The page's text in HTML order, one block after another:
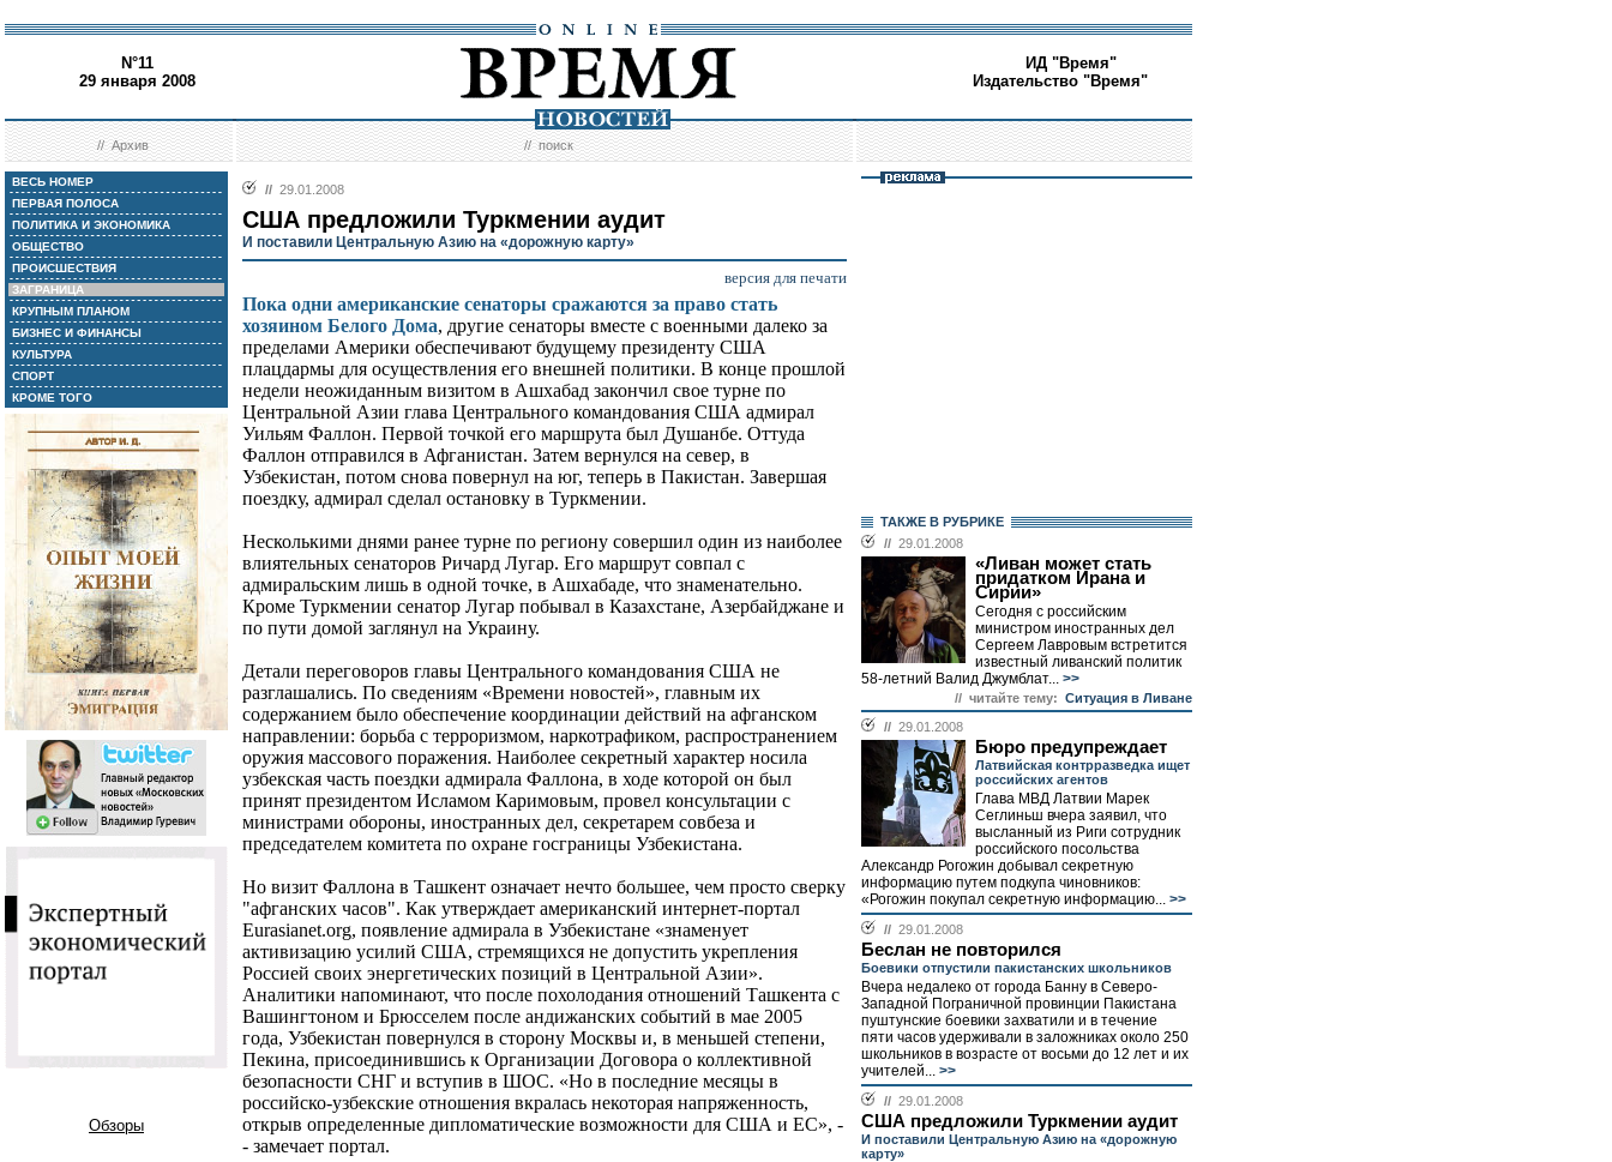
N°11
29 января 2008
ИД "Время"
Издательство "Время"
//Архив //поиск
ВЕСЬ НОМЕР
ПЕРВАЯ ПОЛОСА
ПОЛИТИКА И ЭКОНОМИКА
ОБЩЕСТВО
ПРОИСШЕСТВИЯ
ЗАГРАНИЦА
КРУПНЫМ ПЛАНОМ
БИЗНЕС И ФИНАНСЫ
КУЛЬТУРА
СПОРТ
КРОМЕ ТОГО
Обзоры
// 29.01.2008
США предложили Туркмении аудит
И поставили Центральную Азию на «дорожную карту»
версия для печати
Пока одни американские сенаторы сражаются за право стать
хозяином Белого Дома, другие сенаторы вместе с военными далеко за
пределами Америки обеспечивают будущему президенту США
плацдармы для осуществления его внешней политики. В конце прошлой
недели неожиданным визитом в Ашхабад закончил свое турне по
Центральной Азии глава Центрального командования США адмирал
Уильям Фаллон. Первой точкой его маршрута был Душанбе. Оттуда
Фаллон отправился в Афганистан. Затем вернулся на север, в
Узбекистан, потом снова повернул на юг, теперь в Пакистан. Завершая
поездку, адмирал сделал остановку в Туркмении.
Несколькими днями ранее турне по региону совершил один из наиболее
влиятельных сенаторов Ричард Лугар. Его маршрут совпал с
адмиральским лишь в одной точке, в Ашхабаде, что знаменательно.
Кроме Туркмении сенатор Лугар побывал в Казахстане, Азербайджане и
по пути домой заглянул на Украину.
Детали переговоров главы Центрального командования США не
разглашались. По сведениям «Времени новостей», главным их
содержанием было обеспечение координации действий на афганском
направлении: борьба с терроризмом, наркотрафиком, распространением
оружия массового поражения. Наиболее секретный характер носила
узбекская часть поездки адмирала Фаллона, в ходе которой он был
принят президентом Исламом Каримовым, провел консультации с
министрами обороны, иностранных дел, секретарем совбеза и
председателем комитета по охране госграницы Узбекистана.
Но визит Фаллона в Ташкент означает нечто большее, чем просто сверку
"афганских часов". Как утверждает американский интернет-портал
Eurasianet.org, появление адмирала в Узбекистане «знаменует
активизацию усилий США, стремящихся не допустить укрепления
Россией своих энергетических позиций в Центральной Азии».
Аналитики напоминают, что после похолодания отношений Ташкента с
Вашингтоном и Брюсселем после андижанских событий в мае 2005
года, Узбекистан повернулся в сторону Москвы и, в меньшей степени,
Пекина, присоединившись к Организации Договора о коллективной
безопасности СНГ и вступив в ШОС. «Но в последние месяцы в
российско-узбекские отношения вкралась некоторая напряженность,
открыв определенные дипломатические возможности для США и ЕС», -
- замечает портал.
ТАКЖЕ В РУБРИКЕ
// 29.01.2008
«Ливан может стать
придатком Ирана и
Сирии»
Сегодня с российским
министром иностранных дел
Сергеем Лавровым встретится
известный ливанский политик
58-летний Валид Джумблат... >>
// читайте тему: Cитуация в Ливане
// 29.01.2008
Бюро предупреждает
Латвийская контрразведка ищет
российских агентов
Глава МВД Латвии Марек
Сеглиньш вчера заявил, что
высланный из Риги сотрудник
российского посольства
Александр Рогожин добывал секретную
информацию путем подкупа чиновников:
«Рогожин покупал секретную информацию... >>
// 29.01.2008
Беслан не повторился
Боевики отпустили пакистанских школьников
Вчера недалеко от города Банну в Северо-
Западной Пограничной провинции Пакистана
пуштунские боевики захватили и в течение
пяти часов удерживали в заложниках около 250
школьников в возрасте от восьми до 12 лет и их
учителей... >>
// 29.01.2008
США предложили Туркмении аудит
И поставили Центральную Азию на «дорожную
карту»